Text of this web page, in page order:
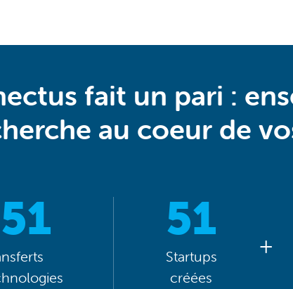
fait un pari :
au coeur de
51
Startups
créées